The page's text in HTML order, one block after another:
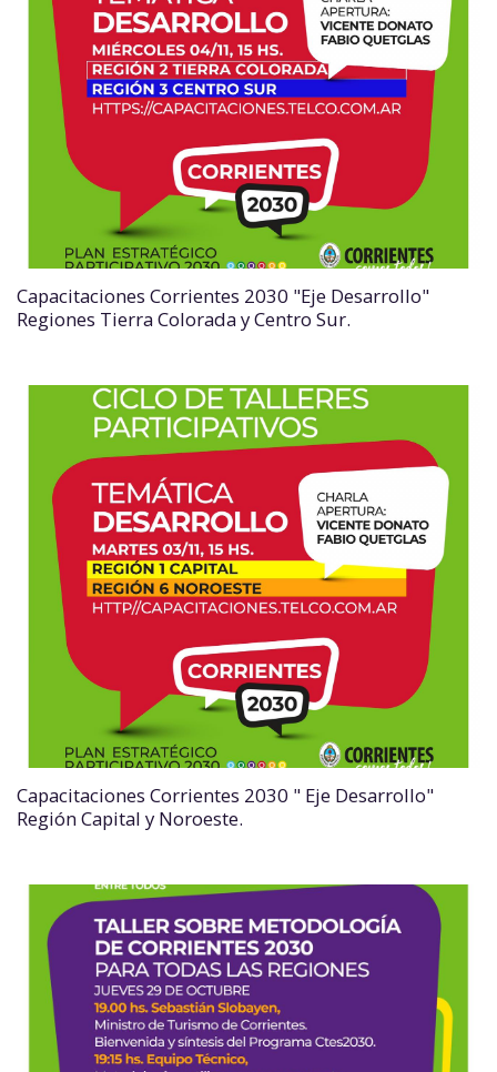
Capacitaciones Corrientes 2030 "Eje Desarrollo"
Regiones Tierra Colorada y Centro Sur.
Capacitaciones Corrientes 2030 " Eje Desarrollo"
Región Capital y Noroeste.